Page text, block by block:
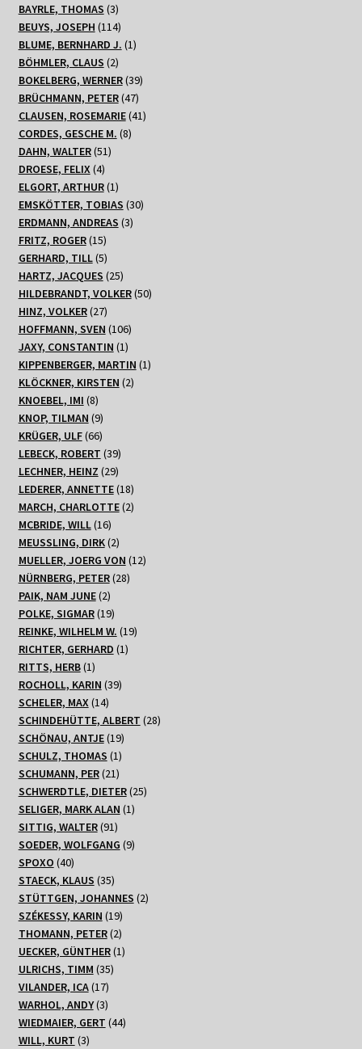
Produkte
BAYRLE, THOMAS 33
Produkte
BEUYS, JOSEPH 114114
Produkte
BLUME, BERNHARD J. 11
BÖHMLER, CLAUS 22
Produkte
BOKELBERG, WERNER 3939
BRÜCHMANN, PETER 4747
Produkte
CLAUSEN, ROSEMARIE 4141
CORDES, GESCHE M. 88
DAHN, WALTER 5151
DROESE, FELIX 44
Produkte
ELGORT, ARTHUR 11
Produkt
EMSKÖTTER, TOBIAS 3030
ERDMANN, ANDREAS 33
FRITZ, ROGER 1515
Produkte
GERHARD, TILL 55
Produkte
HARTZ, JACQUES 2525
Produkte
HILDEBRANDT, VOLKER 5050
HINZ, VOLKER 2727
Produkte
HOFFMANN, SVEN 106106
Produkte
JAXY, CONSTANTIN 11
Produkt
KIPPENBERGER, MARTIN 11
KLÖCKNER, KIRSTEN 22
KNOEBEL, IMI 88
Produkte
KNOP, TILMAN 99
Produkte
KRÜGER, ULF 6666
Produkte
LEBECK, ROBERT 3939
Produkte
LECHNER, HEINZ 2929
Produkte
LEDERER, ANNETTE 1818
Produkte
MARCH, CHARLOTTE 22
MCBRIDE, WILL 1616
Produkte
MEUSSLING, DIRK 22
Produkte
MUELLER, JOERG VON 1212
NÜRNBERG, PETER 2828
PAIK, NAM JUNE 22
Produkte
POLKE, SIGMAR 1919
Produkte
REINKE, WILHELM W. 1919
RICHTER, GERHARD 11
RITTS, HERB 11
Produkt
ROCHOLL, KARIN 3939
SCHELER, MAX 1414
Produkte
SCHINDEHÜTTE, ALBERT 2828
SCHÖNAU, ANTJE 1919
Produkte
SCHULZ, THOMAS 11
Produkt
SCHUMANN, PER 2121
Produkte
SCHWERDTLE, DIETER 2525
SELIGER, MARK ALAN 11
SITTIG, WALTER 9191
Produkte
SOEDER, WOLFGANG 99
SPOXO 4040
Produkte
STAECK, KLAUS 3535
Produkte
STÜTTGEN, JOHANNES 22
SZÉKESSY, KARIN 1919
Produkte
THOMANN, PETER 22
Produkte
UECKER, GÜNTHER 11
ULRICHS, TIMM 3535
VILANDER, ICA 1717
Produkte
WARHOL, ANDY 33
Produkte
WIEDMAIER, GERT 4444
WILL, KURT 33